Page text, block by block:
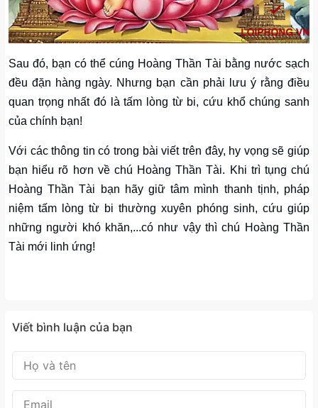
Sau đó, bạn có thể cúng Hoàng Thần Tài bằng nước sạch
đều đặn hàng ngày. Nhưng bạn cần phải lưu ý rằng điều
quan trọng nhất đó là tấm lòng từ bi, cứu khổ chúng sanh
của chính bạn!
Với các thông tin có trong bài viết trên đây, hy vọng sẽ giúp
bạn hiểu rõ hơn về chú Hoàng Thần Tài. Khi trì tụng chú
Hoàng Thần Tài bạn hãy giữ tâm mình thanh tịnh, pháp
niệm tấm lòng từ bi thường xuyên phóng sinh, cứu giúp
những người khó khăn,...có như vậy thì chú Hoàng Thần
Tài mới linh ứng!
Viết bình luận của bạn